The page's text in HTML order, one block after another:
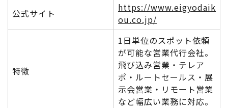
公式サイト
https://www.eigyodaik
ou.co.jp/
特徴
1日単位のスポット依頼
が可能な営業代行会社。
飛び込み営業・テレア
ポ・ルートセールス・展
示会営業・リモート営業
など幅広い業務に対応。